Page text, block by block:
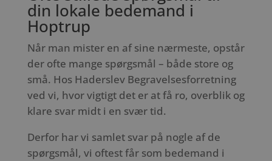
din lokale bedemand i
Hoptrup
Når man mister en af sine nærmeste, opstår
der ofte mange spørgsmål – både store og
små. Hos Haderslev Begravelsesforretning
ved vi, hvor vigtigt det er at få ro, overblik og
klare svar midt i en svær tid.
Derfor har vi samlet svar på nogle af de
spørgsmål, vi oftest får som bedemand i